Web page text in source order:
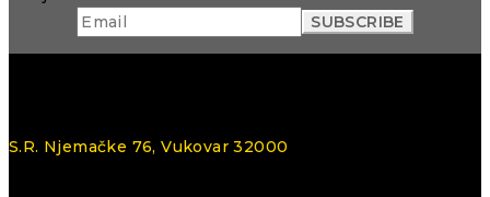
S.R. Njemačke 76, Vukovar 32000